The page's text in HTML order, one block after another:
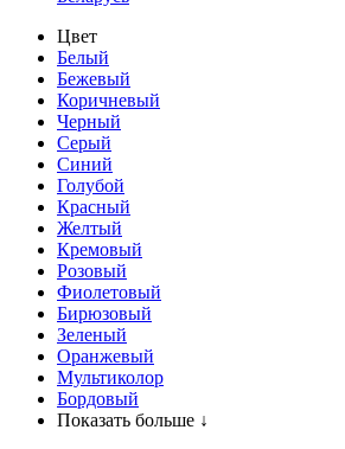
Цвет
Белый
Бежевый
Коричневый
Черный
Серый
Синий
Голубой
Красный
Желтый
Кремовый
Розовый
Фиолетовый
Бирюзовый
Зеленый
Оранжевый
Мультиколор
Бордовый
Показать больше ↓